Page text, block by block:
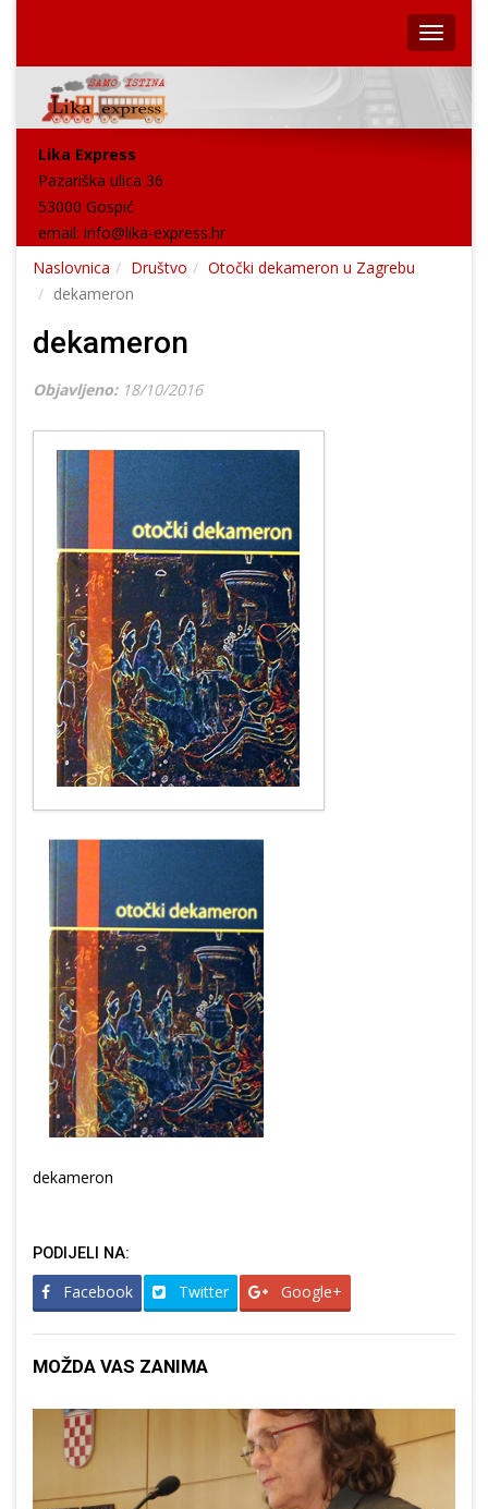
Lika Express
Pazariška ulica 36
53000 Gospić
email: info@lika-express.hr
Naslovnica
Društvo
Otočki dekameron u Zagrebu
dekameron
dekameron
Objavljeno: 18/10/2016
dekameron
PODIJELI NA:
Facebook Twitter Google+
MOŽDA VAS ZANIMA